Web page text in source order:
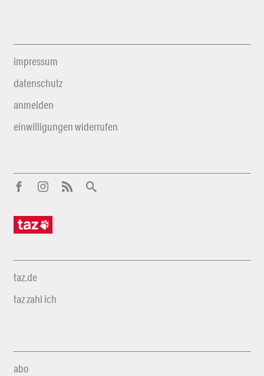
impressum
datenschutz
anmelden
einwilligungen widerrufen
taz.de
taz zahl ich
abo